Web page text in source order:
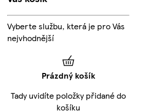
Vyberte službu, která je pro Vás
nejvhodnější
Prázdný košík
Tady uvidíte položky přidané do
košíku